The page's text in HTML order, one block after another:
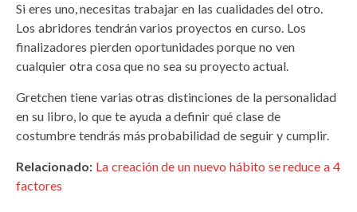
Si eres uno, necesitas trabajar en las cualidades del otro.
Los abridores tendrán varios proyectos en curso. Los
finalizadores pierden oportunidades porque no ven
cualquier otra cosa que no sea su proyecto actual.
Gretchen tiene varias otras distinciones de la personalidad
en su libro, lo que te ayuda a definir qué clase de
costumbre tendrás más probabilidad de seguir y cumplir.
Relacionado: La creación de un nuevo hábito se reduce a 4
factores